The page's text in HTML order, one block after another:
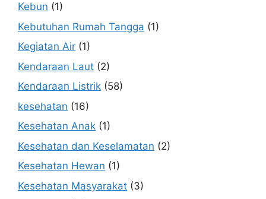
Kebun (1)
Kebutuhan Rumah Tangga (1)
Kegiatan Air (1)
Kendaraan Laut (2)
Kendaraan Listrik (58)
kesehatan (16)
Kesehatan Anak (1)
Kesehatan dan Keselamatan (2)
Kesehatan Hewan (1)
Kesehatan Masyarakat (3)